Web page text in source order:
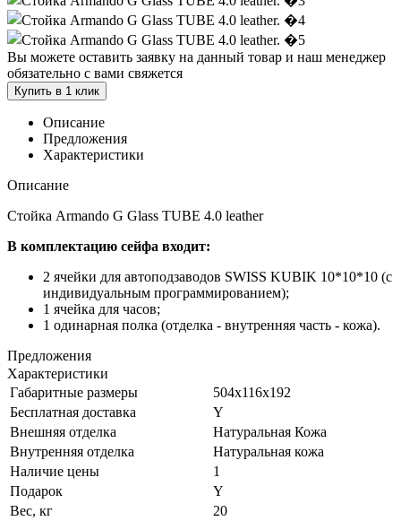
Вы можете оставить заявку на данный товар и наш менеджер
обязательно с вами свяжется
Купить в 1 клик
Описание
Предложения
Характеристики
Описание
Стойка Armando G Glass TUBE 4.0 leather
В комплектацию сейфа входит:
2 ячейки для автоподзаводов SWISS KUBIK 10*10*10 (с
индивидуальным программированием);
1 ячейка для часов;
1 одинарная полка (отделка - внутренняя часть - кожа).
Предложения
Характеристики
Габаритные размеры
504x116x192
Бесплатная доставка
Y
Внешняя отделка
Натуральная Кожа
Внутренняя отделка
Натуральная кожа
Наличие цены
1
Подарок
Y
Вес, кг
20